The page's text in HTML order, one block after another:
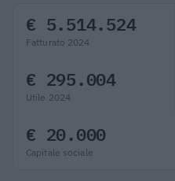
€ 5.514.524
Fatturato 2024
€ 295.004
Utile 2024
€ 20.000
Capitale sociale